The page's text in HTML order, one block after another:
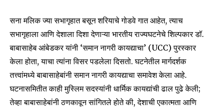
सना मलिक ज्या सभागृहात बसून शरियाचे गोडवे गात आहेत, त्याच
सभागृहाला आणि देशाला दिशा देणाऱ्या भारतीय राज्यघटनेचे शिल्पकार डॉ.
बाबासाहेब आंबेडकर यांनी ‘समान नागरी कायद्याचा’ (UCC) पुरस्कार
केला होता, याचा त्यांना विसर पडलेला दिसतो. घटनेतील मार्गदर्शक
तत्त्वांमध्ये बाबासाहेबांनी समान नागरी कायद्याचा समावेश केला आहे.
घटनासमितीत काही मुस्लिम सदस्यांनी धार्मिक कायद्यांची ढाल पुढे केली;
तेव्हा बाबासाहेबांनी ठणकावून सांगितले होते की, देशाची एकात्मता आणि